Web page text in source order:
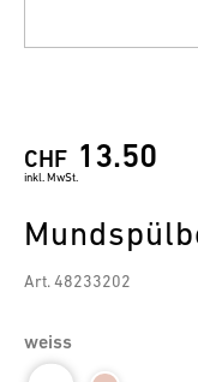
CHF 13.50
inkl. MwSt.
Art. 48233202
weiss